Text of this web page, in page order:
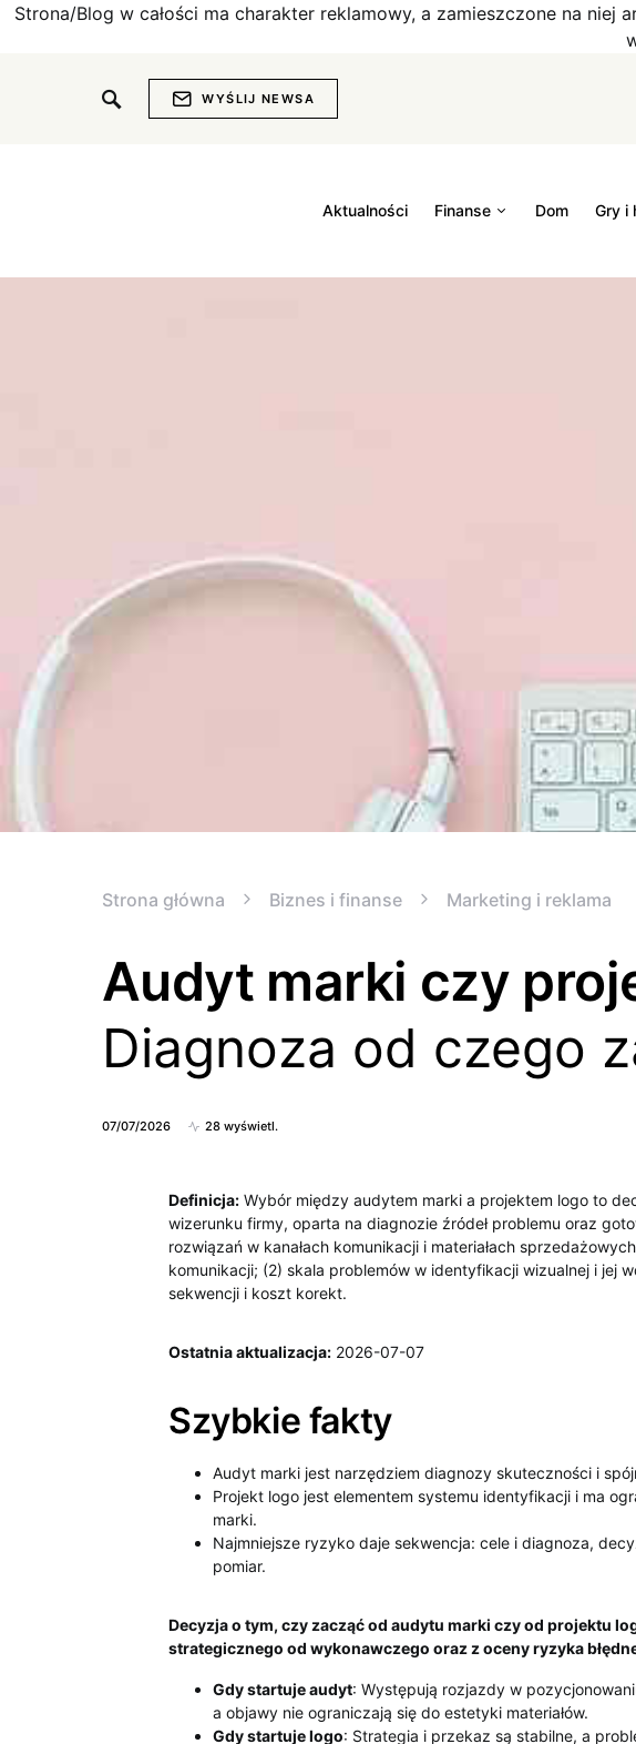
Strona/Blog w całości ma charakter reklamowy, a zamieszczone na
WYŚLIJ NEWSA
Aktualności Finanse Dom Gry i
Strona główna Biznes i finanse Marketing i reklama
Audyt marki czy
Diagnoza od czego
07/07/2026 28 wyświetl.
Definicja: Wybór między audytem marki a projektem logo to
wizerunku firmy, oparta na diagnozie źródeł problemu oraz
rozwiązań w kanałach komunikacji i materiałach
komunikacji; (2) skala problemów w identyfikacji wizualnej i jej
sekwencji i koszt korekt.
Ostatnia aktualizacja: 2026-07-07
Szybkie fakty
Audyt marki jest narzędziem diagnozy skuteczności i
Projekt logo jest elementem systemu identyfikacji i ma
marki.
Najmniejsze ryzyko daje sekwencja: cele i diagnoza,
pomiar.
Decyzja o tym, czy zacząć od audytu marki czy od projektu
strategicznego od wykonawczego oraz z oceny ryzyka
Gdy startuje audyt: Występują rozjazdy w
a objawy nie ograniczają się do estetyki materiałów.
Gdy startuje logo: Strategia i przekaz są stabilne, a